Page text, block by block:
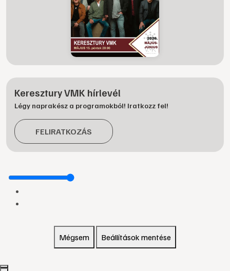
Keresztury VMK hírlevél
Légy naprakész a programokból! Iratkozz fel!
FELIRATKOZÁS
Mégsem Beállítások mentése